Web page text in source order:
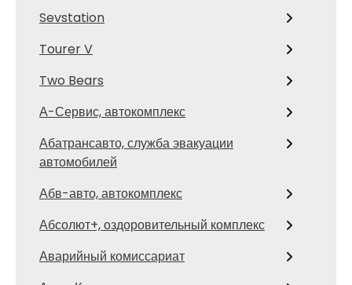
Sevstation
Tourer V
Two Bears
А-Сервис, автокомплекс
Абатрансавто, служба эвакуации
автомобилей
Абв-авто, автокомплекс
Абсолют+, оздоровительный комплекс
Аварийный комиссариат